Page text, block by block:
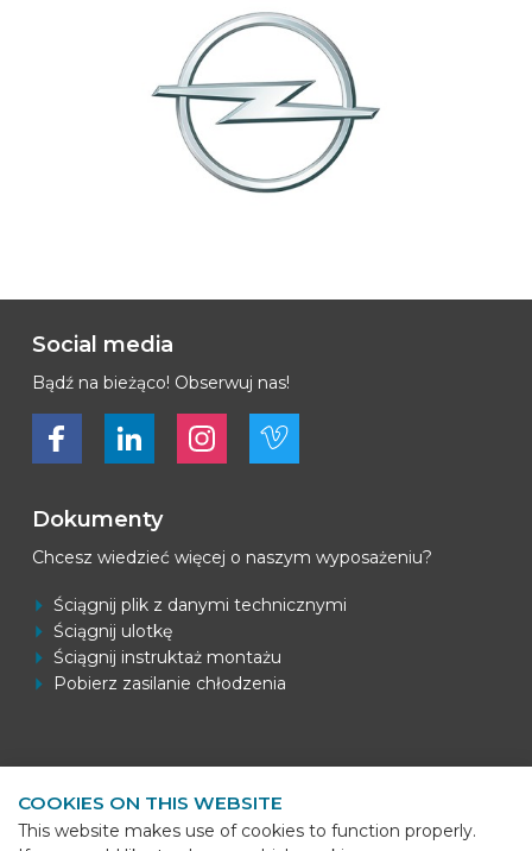
Social media
Bądź na bieżąco! Obserwuj nas!
Bekijk ons op FacebookBekijk ons op LinkedInBekijk ons op LinkedInBekijk ons op Vimeo
Dokumenty
Chcesz wiedzieć więcej o naszym wyposażeniu?
Ściągnij plik z danymi technicznymi
Ściągnij ulotkę
Ściągnij instruktaż montażu
Pobierz zasilanie chłodzenia
BEKS Systems
Meerheide 58
COOKIES ON THIS WEBSITE
This website makes use of cookies to function properly.